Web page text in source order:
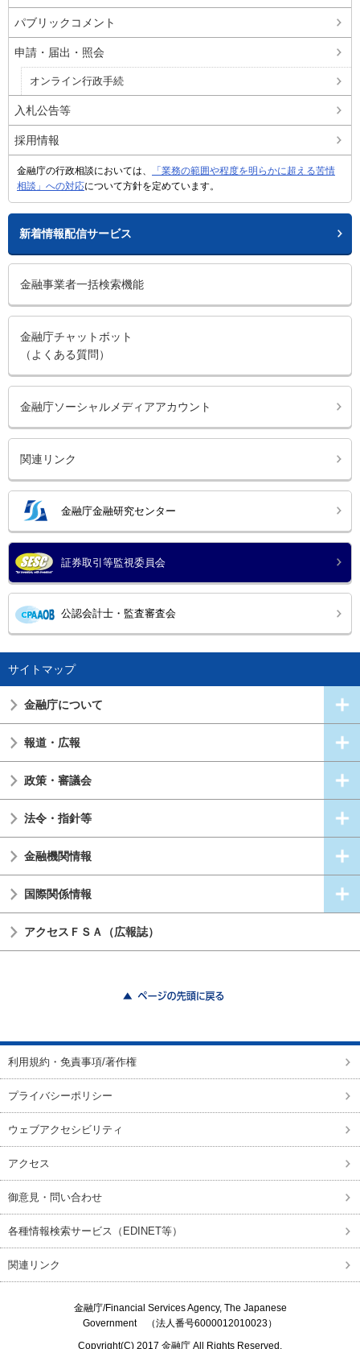
パブリックコメント
申請・届出・照会
オンライン行政手続
入札公告等
採用情報
金融庁の行政相談においては、
「業務の範囲や程度を明らかに超える苦情
相談」への対応について方針を定めています。
新着情報配信サービス
金融事業者一括検索機能
金融庁チャットボット
（よくある質問）
金融庁ソーシャルメディアアカウント
関連リンク
金融庁金融研究センター
証券取引等監視委員会
公認会計士・監査審査会
サイトマップ
金融庁について
報道・広報
政策・審議会
法令・指針等
金融機関情報
国際関係情報
アクセスＦＳＡ（広報誌）
利用規約・免責事項/著作権
プライバシーポリシー
ウェブアクセシビリティ
アクセス
御意見・問い合わせ
各種情報検索サービス（EDINET等）
関連リンク
金融庁/Financial Services Agency, The Japanese
Government（法人番号6000012010023）
Copyright(C) 2017 金融庁 All Rights Reserved.